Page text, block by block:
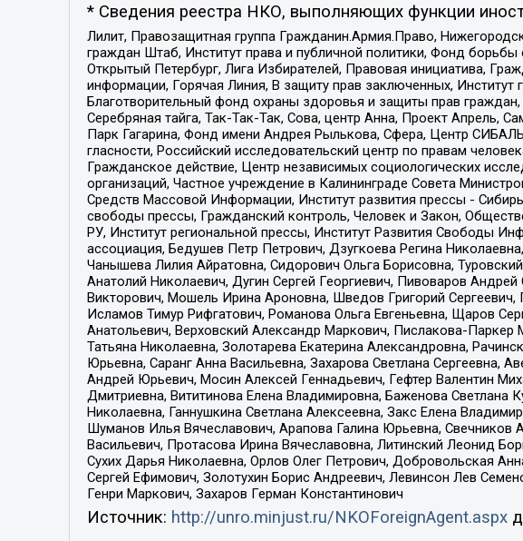
* Сведения реестра НКО, выполняющих функции
Лилит, Правозащитная группа Гражданин.Армия.Право,
граждан Штаб, Институт права и публичной политики, Фонд
Открытый Петербург, Лига Избирателей, Правовая инициатива,
информации, Горячая Линия, В защиту прав заключенных,
Благотворительный фонд охраны здоровья и защиты прав
Серебряная тайга, Так-Так-Так, Сова, центр Анна, Проект Апрель,
Парк Гагарина, Фонд имени Андрея Рылькова, Сфера, Центр
гласности, Российский исследовательский центр по правам
Гражданское действие, Центр независимых социологических
организаций, Частное учреждение в Калининграде Совета
Средств Массовой Информации, Институт развития прессы -
свободы прессы, Гражданский контроль, Человек и Закон,
РУ, Институт региональной прессы, Институт Развития Свободы
ассоциация, Бедушев Петр Петрович, Дзугкоева Регина
Чанышева Лилия Айратовна, Сидорович Ольга Борисовна,
Анатолий Николаевич, Дугин Сергей Георгиевич, Пивоваров
Викторович, Мошель Ирина Ароновна, Шведов Григорий
Исламов Тимур Рифгатович, Романова Ольга Евгеньевна, Щаров
Анатольевич, Верховский Александр Маркович, Пислакова-
Татьяна Николаевна, Золотарева Екатерина Александровна,
Юрьевна, Саранг Анна Васильевна, Захарова Светлана Сергеевна,
Андрей Юрьевич, Мосин Алексей Геннадьевич, Гефтер Валентин
Дмитриевна, Вититинова Елена Владимировна, Баженова Светлана
Николаевна, Ганнушкина Светлана Алексеевна, Закс Елена
Шуманов Илья Вячеславович, Арапова Галина Юрьевна,
Васильевич, Протасова Ирина Вячеславовна, Литинский Леонид
Сухих Дарья Николаевна, Орлов Олег Петрович, Добровольская
Сергей Ефимович, Золотухин Борис Андреевич, Левинсон Лев
Генри Маркович, Захаров Герман Константинович
Источник: http://unro.minjust.ru/NKOForeignAgent.aspx